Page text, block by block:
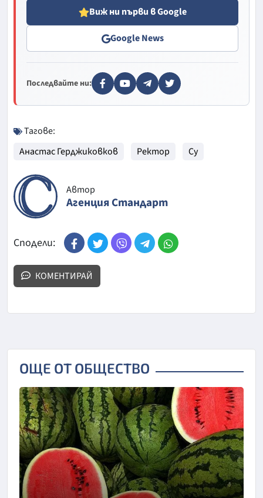
Виж ни първи в Google
Google News
Последвайте ни:
Тагове:
Анастас Герджиковков
Ректор Су
Автор
Агенция Стандарт
Сподели:
КОМЕНТИРАЙ
ОЩЕ ОТ ОБЩЕСТВО